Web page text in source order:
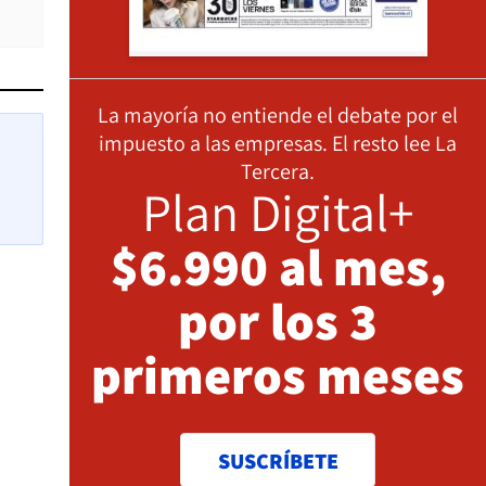
La mayoría no entiende el debate por el
impuesto a las empresas. El resto lee La
Tercera.
Plan Digital+
$6.990 al mes,
por los 3
primeros meses
SUSCRÍBETE